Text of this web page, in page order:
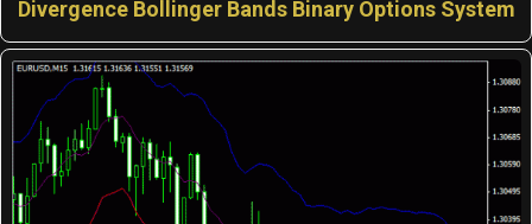
Divergence Bollinger Bands Binary Options System